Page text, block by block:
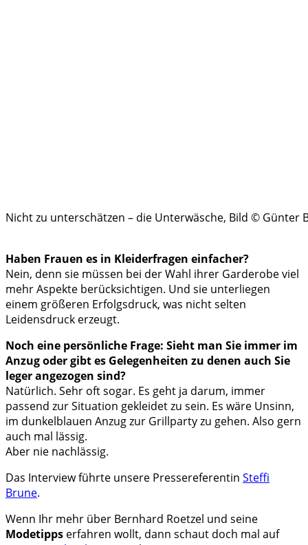
Nicht zu unterschätzen – die Unterwäsche, Bild © Günter
Haben Frauen es in Kleiderfragen einfacher?
Nein, denn sie müssen bei der Wahl ihrer Garderobe viel
mehr Aspekte berücksichtigen. Und sie unterliegen
einem größeren Erfolgsdruck, was nicht selten
Leidensdruck erzeugt.
Noch eine persönliche Frage: Sieht man Sie immer im
Anzug oder gibt es Gelegenheiten zu denen auch Sie
leger angezogen sind?
Natürlich. Sehr oft sogar. Es geht ja darum, immer
passend zur Situation gekleidet zu sein. Es wäre Unsinn,
im dunkelblauen Anzug zur Grillparty zu gehen. Also gern
auch mal lässig.
Aber nie nachlässig.
Das Interview führte unsere Pressereferentin Steffi
Brune.
Wenn Ihr mehr über Bernhard Roetzel und seine
Modetipps erfahren wollt, dann schaut doch mal auf